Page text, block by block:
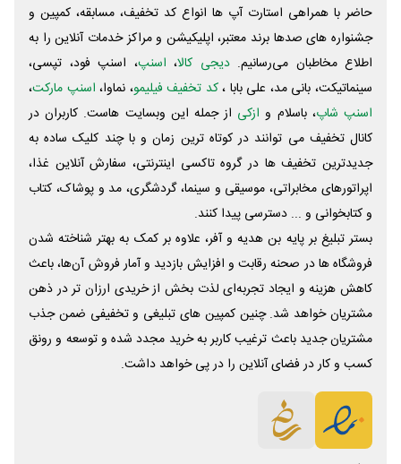
حاضر با همراهی استارت آپ ها انواع کد تخفیف، مسابقه، کمپین و
جشنواره های صدها برند معتبر، اپلیکیشن و مراکز خدمات آنلاین را به
اطلاع مخاطبان می‌رسانیم. دیجی کالا، اسنپ، اسنپ فود، تپسی،
سینماتیکت، بانی مد، علی‌ بابا ،کد تخفیف فیلیمو، نماوا، اسنپ مارکت،
اسنپ شاپ، باسلام و ازکی از جمله این وبسایت ‌هاست. کاربران در
کانال تخفیف می توانند در کوتاه ترین زمان و با چند کلیک ساده به
جدیدترین تخفیف ها در گروه تاکسی اینترنتی، سفارش آنلاین غذا،
اپراتورهای مخابراتی، موسیقی و سینما، گردشگری، مد و پوشاک، کتاب
و کتابخوانی و ... دسترسی پیدا کنند.
بستر تبلیغ بر پایه بن هدیه و آفر، علاوه بر کمک به بهتر شناخته شدن
فروشگاه ها در صحنه رقابت و افزایش بازدید و آمار فروش آن‌ها، باعث
کاهش هزینه و ایجاد تجربه‌ای لذت بخش از خریدی ارزان تر در ذهن
مشتریان خواهد شد. چنین کمپین های تبلیغی و تخفیفی ضمن جذب
مشتریان جدید باعث ترغیب کاربر به خرید مجدد شده و توسعه و رونق
کسب و کار در فضای آنلاین را در پی خواهد داشت.